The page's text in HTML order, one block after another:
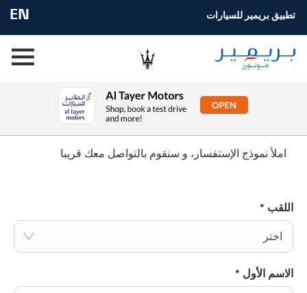
EN تطبيق بريمير للسيارات
طلب قيادة تجريبية
املأ نموذج الإستفسار، و سنقوم بالتواصل معك قريبا
اللقب *
اختر
الاسم الأول *